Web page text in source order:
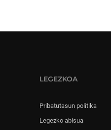
LEGEZKOA
Pribatutasun politika
Legezko abisua